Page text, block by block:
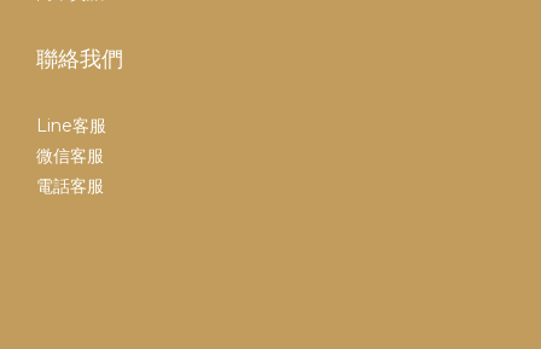
聯絡我們
Line客服
微信客服
電話客服